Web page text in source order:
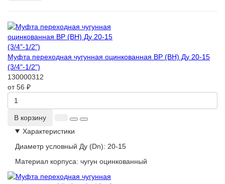
Муфта переходная чугунная оцинкованная ВР (ВН) Ду 20-15
(3/4"-1/2")
130000312
от 56 ₽
В корзину
Характеристики
Диаметр условный Ду (Dn): 20-15
Материал корпуса: чугун оцинкованный